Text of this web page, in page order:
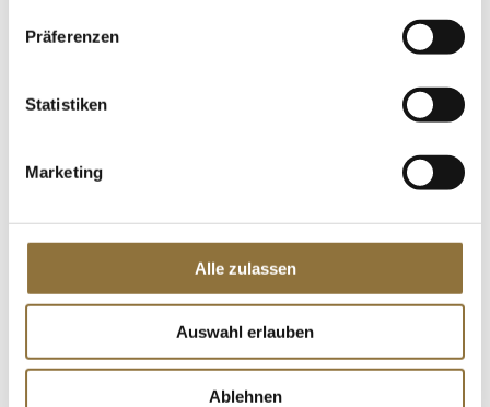
Präferenzen
Statistiken
Marketing
Alle zulassen
Auswahl erlauben
Ablehnen
€ 10,40/ kg
LEBENSMITTELKENNZEICHNUNGEN
Katsuobushi - Bonito Flocken, dünn,
€ 312,50/ kg